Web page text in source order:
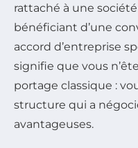
rattaché à une
bénéficiant d’une
accord d’entreprise
signifie que vous
portage classique :
structure qui a
avantageuses.